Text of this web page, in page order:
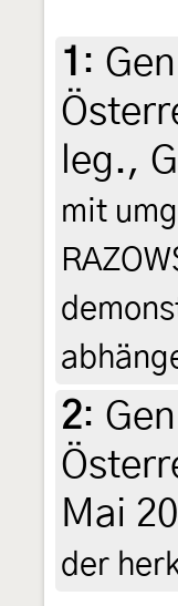
1 :
leg.,
mit
2:
Mai
der